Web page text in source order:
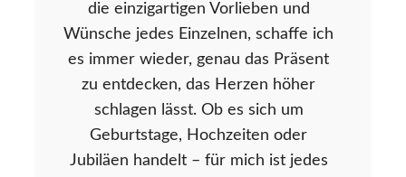
die einzigartigen Vorlieben und
Wünsche jedes Einzelnen, schaffe ich
es immer wieder, genau das Präsent
zu entdecken, das Herzen höher
schlagen lässt. Ob es sich um
Geburtstage, Hochzeiten oder
Jubiläen handelt – für mich ist jedes